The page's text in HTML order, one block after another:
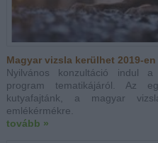
Magyar vizsla kerülhet 2019-en
Nyilvános konzultáció indul a
program tematikájáról. Az
kutyafajtánk, a magyar
emlékérmékre.
tovább »